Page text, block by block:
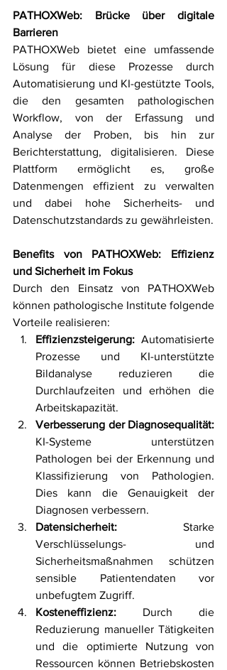
PATHOXWeb: Brücke über digitale
Barrieren
PATHOXWeb bietet eine umfassende
Lösung für diese Prozesse durch
Automatisierung und KI-gestützte Tools,
die den gesamten pathologischen
Workflow, von der Erfassung und
Analyse der Proben, bis hin zur
Berichterstattung, digitalisieren. Diese
Plattform ermöglicht es, große
Datenmengen effizient zu verwalten
und dabei hohe Sicherheits- und
Datenschutzstandards zu gewährleisten.
Benefits von PATHOXWeb: Effizienz
und Sicherheit im Fokus
Durch den Einsatz von PATHOXWeb
können pathologische Institute folgende
Vorteile realisieren:
Effizienzsteigerung: Automatisierte
Prozesse und KI-unterstützte
Bildanalyse reduzieren die
Durchlaufzeiten und erhöhen die
Arbeitskapazität.
Verbesserung der Diagnosequalität:
KI-Systeme unterstützen
Pathologen bei der Erkennung und
Klassifizierung von Pathologien.
Dies kann die Genauigkeit der
Diagnosen verbessern.
Datensicherheit: Starke
Verschlüsselungs- und
Sicherheitsmaßnahmen schützen
sensible Patientendaten vor
unbefugtem Zugriff.
Kosteneffizienz: Durch die
Reduzierung manueller Tätigkeiten
und die optimierte Nutzung von
Ressourcen können Betriebskosten